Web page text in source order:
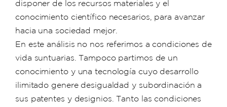
disponer de los recursos materiales y el
conocimiento científico necesarios, para avanzar
hacia una sociedad mejor.
En este análisis no nos referimos a condiciones de
vida suntuarias. Tampoco partimos de un
conocimiento y una tecnología cuyo desarrollo
ilimitado genere desigualdad y subordinación a
sus patentes y designios. Tanto las condiciones